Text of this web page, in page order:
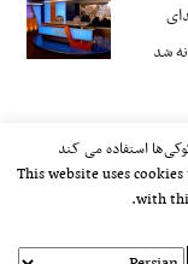
شد
استفاده می کند
This website uses
with